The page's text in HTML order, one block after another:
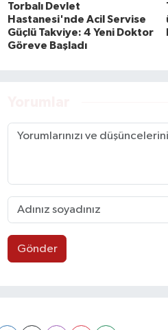
Torbalı Devlet
Hastanesi'nde Acil Servise
Güçlü Takviye: 4 Yeni Doktor
Göreve Başladı
Gönder